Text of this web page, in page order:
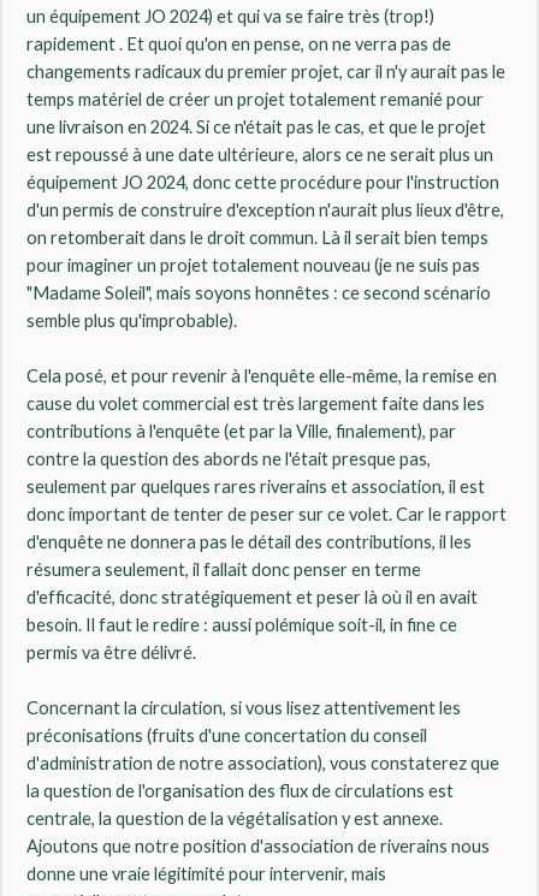
un équipement JO 2024) et qui va se faire très (trop!)
rapidement . Et quoi qu'on en pense, on ne verra pas de
changements radicaux du premier projet, car il n'y aurait pas le
temps matériel de créer un projet totalement remanié pour
une livraison en 2024. Si ce n'était pas le cas, et que le projet
est repoussé à une date ultérieure, alors ce ne serait plus un
équipement JO 2024, donc cette procédure pour l'instruction
d'un permis de construire d'exception n'aurait plus lieux d'être,
on retomberait dans le droit commun. Là il serait bien temps
pour imaginer un projet totalement nouveau (je ne suis pas
"Madame Soleil", mais soyons honnêtes : ce second scénario
semble plus qu'improbable).
Cela posé, et pour revenir à l'enquête elle-même, la remise en
cause du volet commercial est très largement faite dans les
contributions à l'enquête (et par la Ville, finalement), par
contre la question des abords ne l'était presque pas,
seulement par quelques rares riverains et association, il est
donc important de tenter de peser sur ce volet. Car le rapport
d'enquête ne donnera pas le détail des contributions, il les
résumera seulement, il fallait donc penser en terme
d'efficacité, donc stratégiquement et peser là où il en avait
besoin. Il faut le redire : aussi polémique soit-il, in fine ce
permis va être délivré.
Concernant la circulation, si vous lisez attentivement les
préconisations (fruits d'une concertation du conseil
d'administration de notre association), vous constaterez que
la question de l'organisation des flux de circulations est
centrale, la question de la végétalisation y est annexe.
Ajoutons que notre position d'association de riverains nous
donne une vraie légitimité pour intervenir, mais